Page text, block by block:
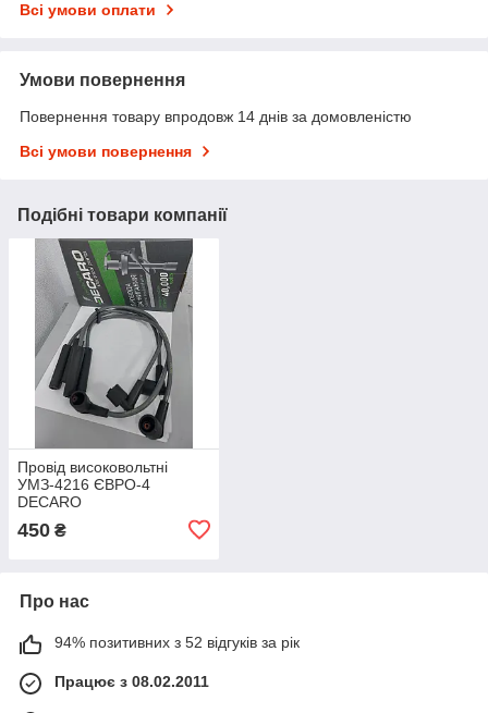
Всі умови оплати
Умови повернення
Повернення товару впродовж 14 днів за домовленістю
Всі умови повернення
Подібні товари компанії
Провід високовольтні
УМЗ-4216 ЄВРО-4
DECARO
450 ₴
Про нас
94% позитивних з 52 відгуків за рік
Працює з 08.02.2011